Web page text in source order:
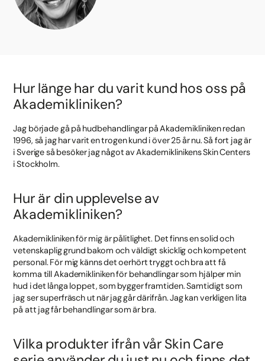
Hur länge har du varit kund hos oss på
Akademikliniken?
Jag började gå på hudbehandlingar på Akademikliniken redan
1996, så jag har varit en trogen kund i över 25 år nu. Så fort jag är
i Sverige så besöker jag något av Akademiklinikens Skin Centers
i Stockholm.
Hur är din upplevelse av
Akademikliniken?
Akademikliniken för mig är pålitlighet. Det finns en solid och
vetenskaplig grund bakom och väldigt skicklig och kompetent
personal. För mig känns det oerhört tryggt och bra att få
komma till Akademikliniken för behandlingar som hjälper min
hud i det långa loppet, som bygger framtiden. Samtidigt som
jag ser superfräsch ut när jag går därifrån. Jag kan verkligen lita
på att jag får behandlingar som är bra.
Vilka produkter ifrån vår Skin Care